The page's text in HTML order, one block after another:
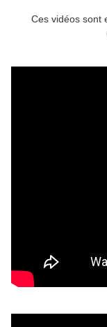
Ces vidéos sont